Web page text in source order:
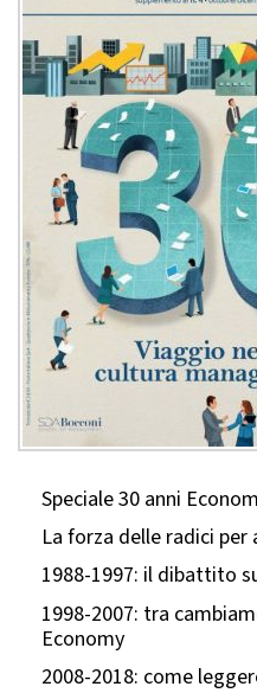
Speciale 30 anni
La forza delle radici
1988-1997: il dibattito
1998-2007: tra
Economy
2008-2018: come